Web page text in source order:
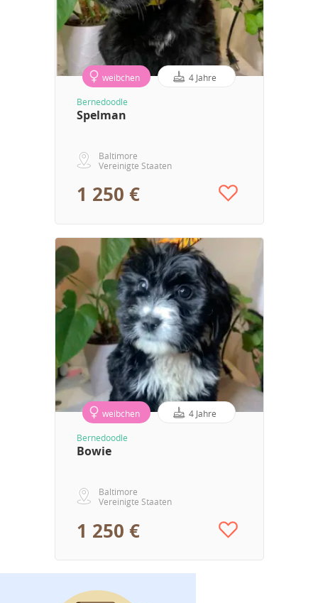
weibchen 4 Jahre
Bernedoodle
Spelman
Baltimore
Vereinigte Staaten
1 250 €
weibchen 4 Jahre
Bernedoodle
Bowie
Baltimore
Vereinigte Staaten
1 250 €